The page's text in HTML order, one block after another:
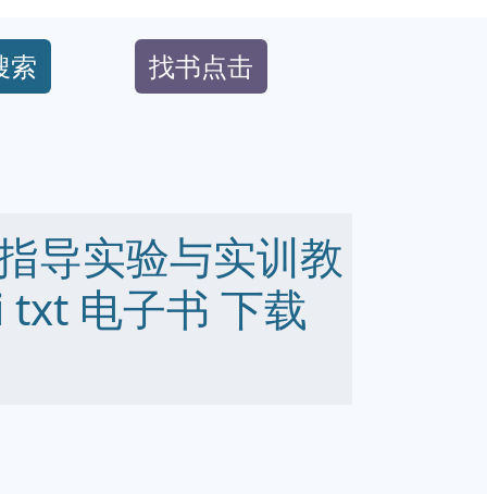
索 找书点击
导实验与实训教
电子书 下载